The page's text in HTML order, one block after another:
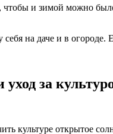
чтобы и зимой можно
на даче и в
за
культуре открытое